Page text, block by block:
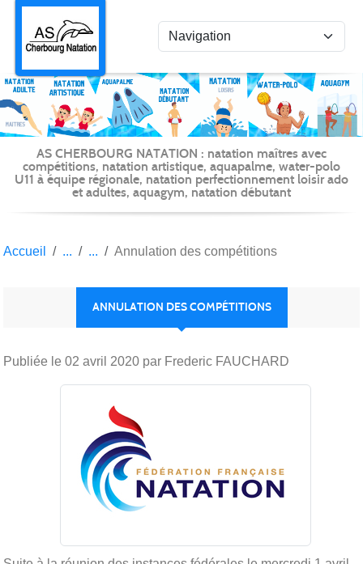
AS CHERBOURG NATATION : natation maîtres avec
compétitions, natation artistique, aquapalme, water-polo
U11 à équipe régionale, natation perfectionnement loisir ado
et adultes, aquagym, natation débutant
Accueil Annulation des compétitions
ANNULATION DES COMPÉTITIONS
Publiée le 02 avril 2020 par Frederic FAUCHARD
Panneau de gestion des cookies